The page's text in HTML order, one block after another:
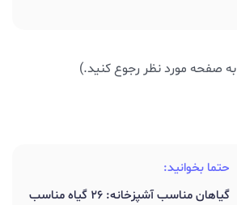
به صفحه مورد نظر رجوع کنید.)
حتما بخوانید:
گیاهان مناسب آشپزخانه: 26 گیاه مناسب